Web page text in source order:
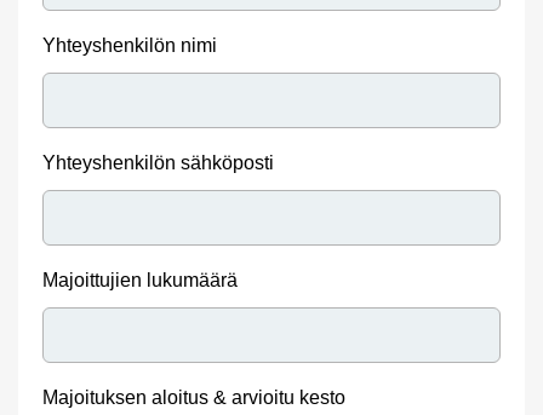
Yhteyshenkilön nimi
Yhteyshenkilön sähköposti
Majoittujien lukumäärä
Majoituksen aloitus & arvioitu kesto